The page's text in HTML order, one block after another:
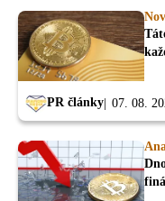
PR články 07. 08.